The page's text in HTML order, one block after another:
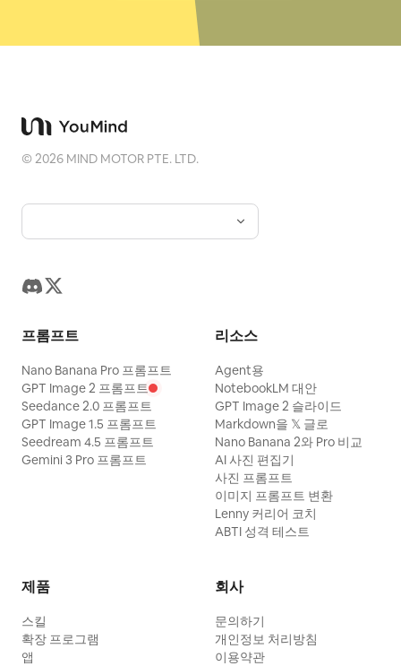
©2026 MIND MOTOR PTE. LTD.
프롬프트
Nano Banana Pro 프롬프트
GPT Image 2 프롬프트
Seedance 2.0 프롬프트
GPT Image 1.5 프롬프트
Seedream 4.5 프롬프트
Gemini 3 Pro 프롬프트
리소스
Agent용
NotebookLM 대안
GPT Image 2 슬라이드
Markdown을 𝕏 글로
Nano Banana 2와 Pro 비교
AI 사진 편집기
사진 프롬프트
이미지 프롬프트 변환
Lenny 커리어 코치
ABTI 성격 테스트
제품
스킬
확장 프로그램
앱
회사
문의하기
개인정보 처리방침
이용약관